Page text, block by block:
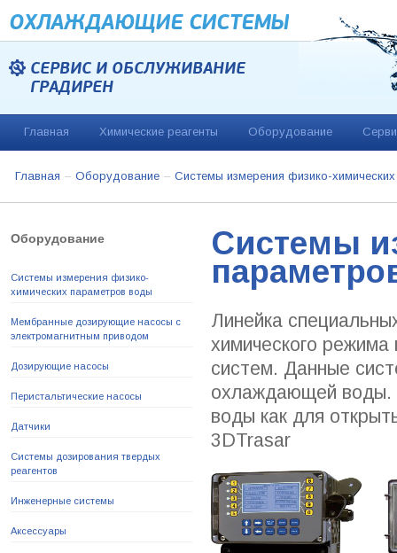
ОХЛАЖДАЮЩИЕ CИСТЕМЫ
СЕРВИС И ОБСЛУЖИВАНИЕ
ГРАДИРЕН
Главная Химические реагенты Оборудование
Главная Оборудование Системы измерения физико-
Оборудование
Системы измерения физико-
химических параметров воды
Мембранные дозирующие насосы с
электромагнитным приводом
Дозирующие насосы
Перистальтические насосы
Датчики
Системы дозирования твердых
реагентов
Инженерные системы
Аксессуары
Системы
Линейка
химического
систем. Данные
охлаждающей воды.
воды как для
3DTrasar